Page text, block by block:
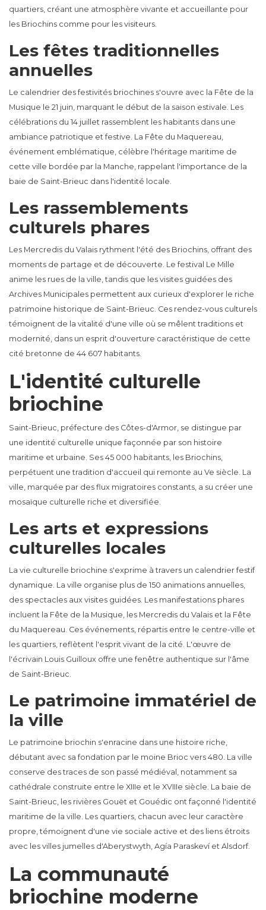
quartiers, créant une atmosphère vivante et accueillante pour
les Briochins comme pour les visiteurs.
Les fêtes traditionnelles
annuelles
Le calendrier des festivités briochines s'ouvre avec la Fête de la
Musique le 21 juin, marquant le début de la saison estivale. Les
célébrations du 14 juillet rassemblent les habitants dans une
ambiance patriotique et festive. La Fête du Maquereau,
événement emblématique, célèbre l'héritage maritime de
cette ville bordée par la Manche, rappelant l'importance de la
baie de Saint-Brieuc dans l'identité locale.
Les rassemblements
culturels phares
Les Mercredis du Valais rythment l'été des Briochins, offrant des
moments de partage et de découverte. Le festival Le Mille
anime les rues de la ville, tandis que les visites guidées des
Archives Municipales permettent aux curieux d'explorer le riche
patrimoine historique de Saint-Brieuc. Ces rendez-vous culturels
témoignent de la vitalité d'une ville où se mêlent traditions et
modernité, dans un esprit d'ouverture caractéristique de cette
cité bretonne de 44 607 habitants.
L'identité culturelle
briochine
Saint-Brieuc, préfecture des Côtes-d'Armor, se distingue par
une identité culturelle unique façonnée par son histoire
maritime et urbaine. Ses 45 000 habitants, les Briochins,
perpétuent une tradition d'accueil qui remonte au Ve siècle. La
ville, marquée par des flux migratoires constants, a su créer une
mosaïque culturelle riche et diversifiée.
Les arts et expressions
culturelles locales
La vie culturelle briochine s'exprime à travers un calendrier festif
dynamique. La ville organise plus de 150 animations annuelles,
des spectacles aux visites guidées. Les manifestations phares
incluent la Fête de la Musique, les Mercredis du Valais et la Fête
du Maquereau. Ces événements, répartis entre le centre-ville et
les quartiers, reflètent l'esprit vivant de la cité. L'œuvre de
l'écrivain Louis Guilloux offre une fenêtre authentique sur l'âme
de Saint-Brieuc.
Le patrimoine immatériel de
la ville
Le patrimoine briochin s'enracine dans une histoire riche,
débutant avec sa fondation par le moine Brioc vers 480. La ville
conserve des traces de son passé médiéval, notamment sa
cathédrale construite entre le XIIIe et le XVIIIe siècle. La baie de
Saint-Brieuc, les rivières Gouët et Gouédic ont façonné l'identité
maritime de la ville. Les quartiers, chacun avec leur caractère
propre, témoignent d'une vie sociale active et des liens étroits
avec les villes jumelles d'Aberystwyth, Agía Paraskeví et Alsdorf.
La communauté
briochine moderne